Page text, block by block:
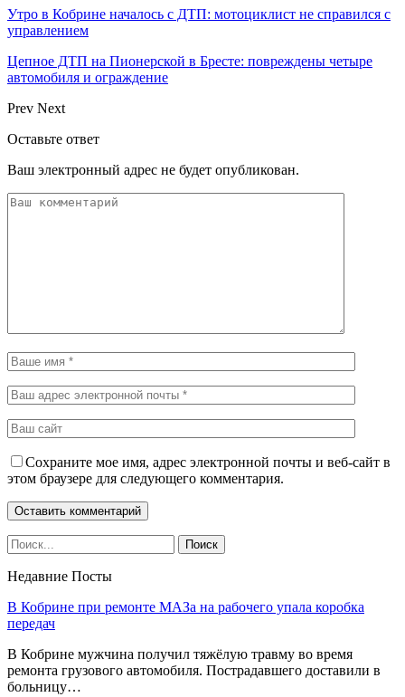
Утро в Кобрине началось с ДТП: мотоциклист не справился с
управлением
Цепное ДТП на Пионерской в Бресте: повреждены четыре
автомобиля и ограждение
Prev Next
Оставьте ответ
Ваш электронный адрес не будет опубликован.
Сохраните мое имя, адрес электронной почты и веб-сайт в
этом браузере для следующего комментария.
Недавние Посты
В Кобрине при ремонте МАЗа на рабочего упала коробка
передач
В Кобрине мужчина получил тяжёлую травму во время
ремонта грузового автомобиля. Пострадавшего доставили в
больницу…